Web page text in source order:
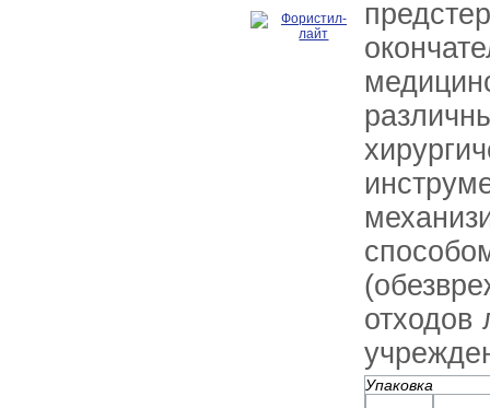
отходов
Упаковка